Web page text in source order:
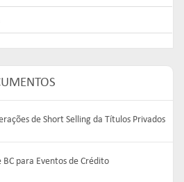
de Short Selling da Títulos Privados
para Eventos de Crédito